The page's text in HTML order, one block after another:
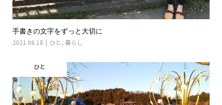
手書きの文字をずっと大切に
2021.06.18 ひと , 暮らし
ひと